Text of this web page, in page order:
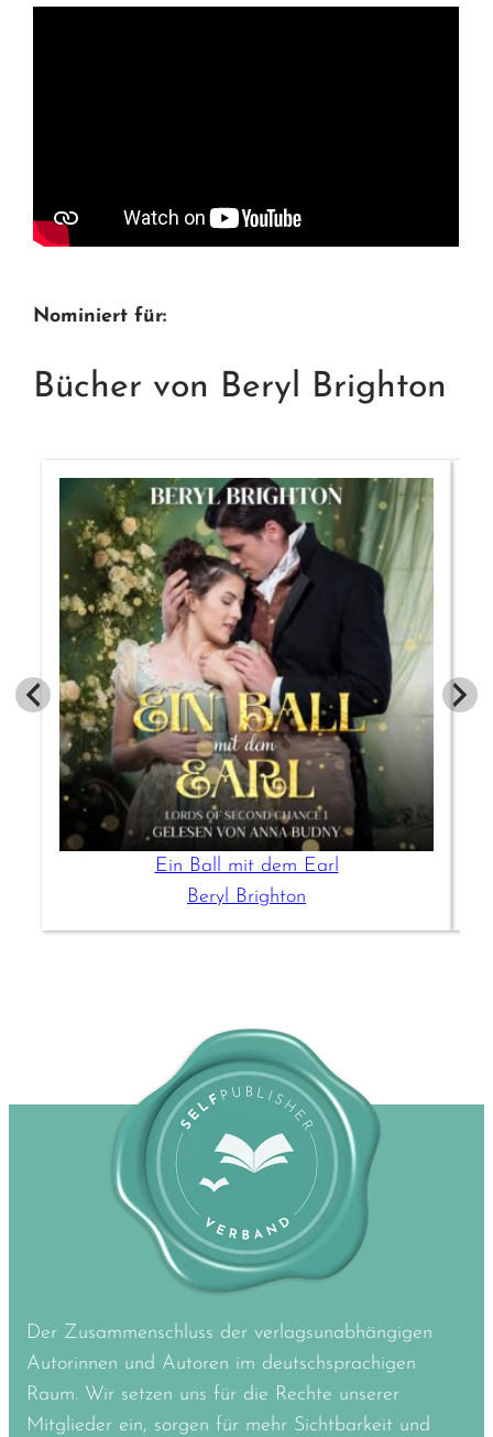
Nominiert für:
Bücher von Beryl Brighton
Ein Ball mit dem Earl
Beryl Brighton
Der Zusammenschluss der verlagsunabhängigen
Autorinnen und Autoren im deutschsprachigen
Raum. Wir setzen uns für die Rechte unserer
Mitglieder ein, sorgen für mehr Sichtbarkeit und